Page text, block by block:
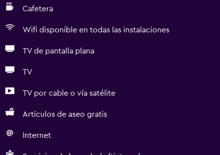
Cafetera
Wifi disponible en todas las instalaciones
TV de pantalla plana
TV
TV por cable o vía satélite
Artículos de aseo gratis
Internet